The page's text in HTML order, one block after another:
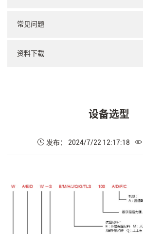
常见问题
资料下载
设备选型
发布： 2024/7/22 12:17:18